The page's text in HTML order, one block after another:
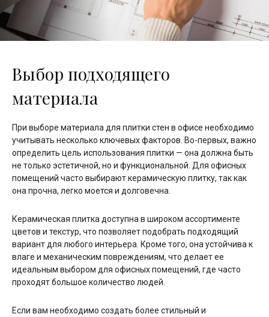
Выбор подходящего
материала
При выборе материала для плитки стен в офисе необходимо
учитывать несколько ключевых факторов. Во-первых, важно
определить цель использования плитки — она должна быть
не только эстетичной, но и функциональной. Для офисных
помещений часто выбирают керамическую плитку, так как
она прочна, легко моется и долговечна.
Керамическая плитка доступна в широком ассортименте
цветов и текстур, что позволяет подобрать подходящий
вариант для любого интерьера. Кроме того, она устойчива к
влаге и механическим повреждениям, что делает ее
идеальным выбором для офисных помещений, где часто
проходят большое количество людей.
Если вам необходимо создать более стильный и